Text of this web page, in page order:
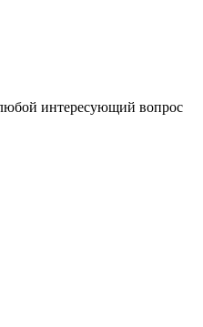
интересующий вопрос